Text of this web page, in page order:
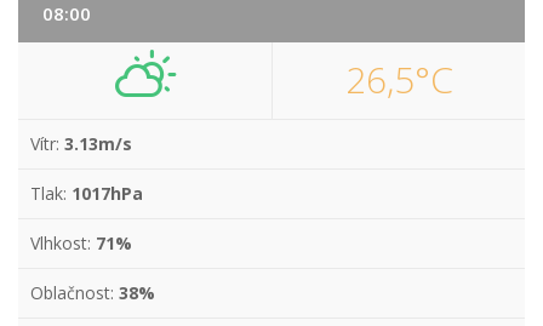
08:00
26,5°C
Vítr: 3.13m/s
Tlak: 1017hPa
Vlhkost: 71%
Oblačnost: 38%